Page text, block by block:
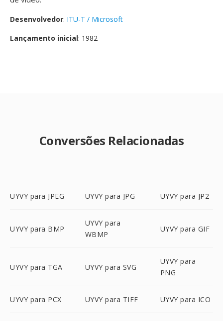
Desenvolvedor: ITU-T / Microsoft
Lançamento inicial: 1982
Conversões Relacionadas
UYVY para JPEG UYVY para JPG UYVY para JP2
UYVY para BMP
UYVY para
WBMP
UYVY para GIF
UYVY para TGA UYVY para SVG
UYVY para
PNG
UYVY para PCX UYVY para TIFF UYVY para ICO